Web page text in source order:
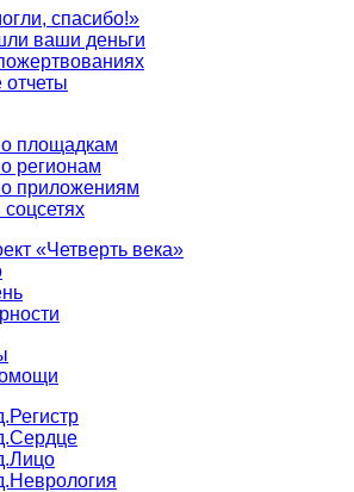
спасибо!»
ваши деньги
отчеты
площадкам
регионам
приложениям
«Четверть века»
Регистр
Сердце
Лицо
Неврология